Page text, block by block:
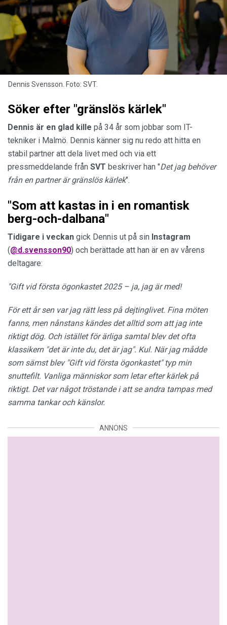
Dennis Svensson. Foto: SVT.
Söker efter "gränslös kärlek"
Dennis är en glad kille på 34 år som jobbar som IT-
tekniker i Malmö. Dennis känner sig nu redo att hitta en
stabil partner att dela livet med och via ett
pressmeddelande från SVT beskriver han "Det jag behöver
från en partner är gränslös kärlek".
"Som att kastas in i en romantisk
berg-och-dalbana"
Tidigare i veckan gick Dennis ut på sin Instagram
(@d.svensson90) och berättade att han är en av vårens
deltagare:
"Gift vid första ögonkastet 2025 – ja, jag är med!
För ett år sen var jag rätt less på dejtinglivet. Fina möten
fanns, men nånstans kändes det alltid som att jag inte
riktigt dög. Och istället för ärliga samtal blev det ofta
klassikern "det är inte du, det är jag". Kul. När jag mådde
som sämst blev "Gift vid första ögonkastet" typ min
snuttefilt. Vanliga människor som letar efter kärlek på
riktigt. Det var något tröstande i att se andra tampas med
samma tankar och känslor.
ANNONS